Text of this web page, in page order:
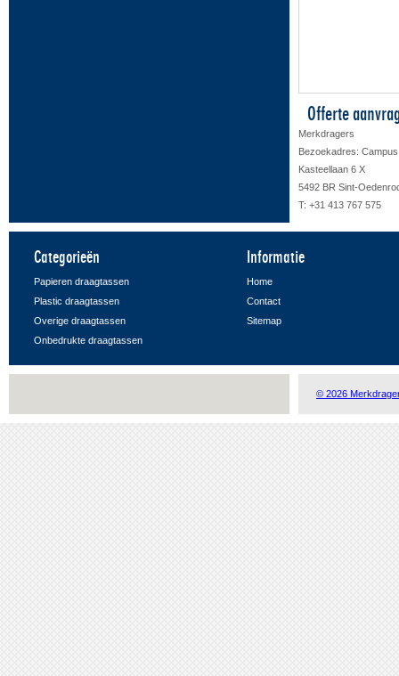
Offerte
Merkdragers
Bezoekadres:
Kasteellaan 6 X
5492 BR Sint-
T: +31 413 767 575
Categorieën
Papieren draagtassen
Plastic draagtassen
Overige draagtassen
Onbedrukte draagtassen
Informatie
Home
Contact
Sitemap
© 2026